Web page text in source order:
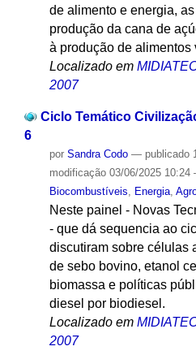
de alimento e energia,
produção da cana de
à produção de alimentos
Localizado em
2007
Ciclo Temático
6
por Sandra Codo — publicado
modificação03/06/2025 10:24
Biocombustíveis, Energia,
Neste painel - Novas
- que dá sequencia ao
discutiram sobre células
de sebo bovino, etanol
biomassa e políticas
diesel por biodiesel.
Localizado em
2007